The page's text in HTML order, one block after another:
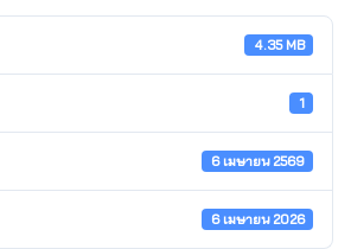
4.35 MB
1
6 เมษายน 2569
6 เมษายน 2026